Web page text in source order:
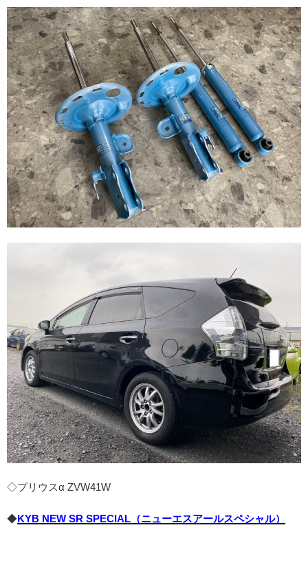
◇プリウスα ZVW41W
◆KYB NEW SR SPECIAL（ニューエスアールスペシャル）